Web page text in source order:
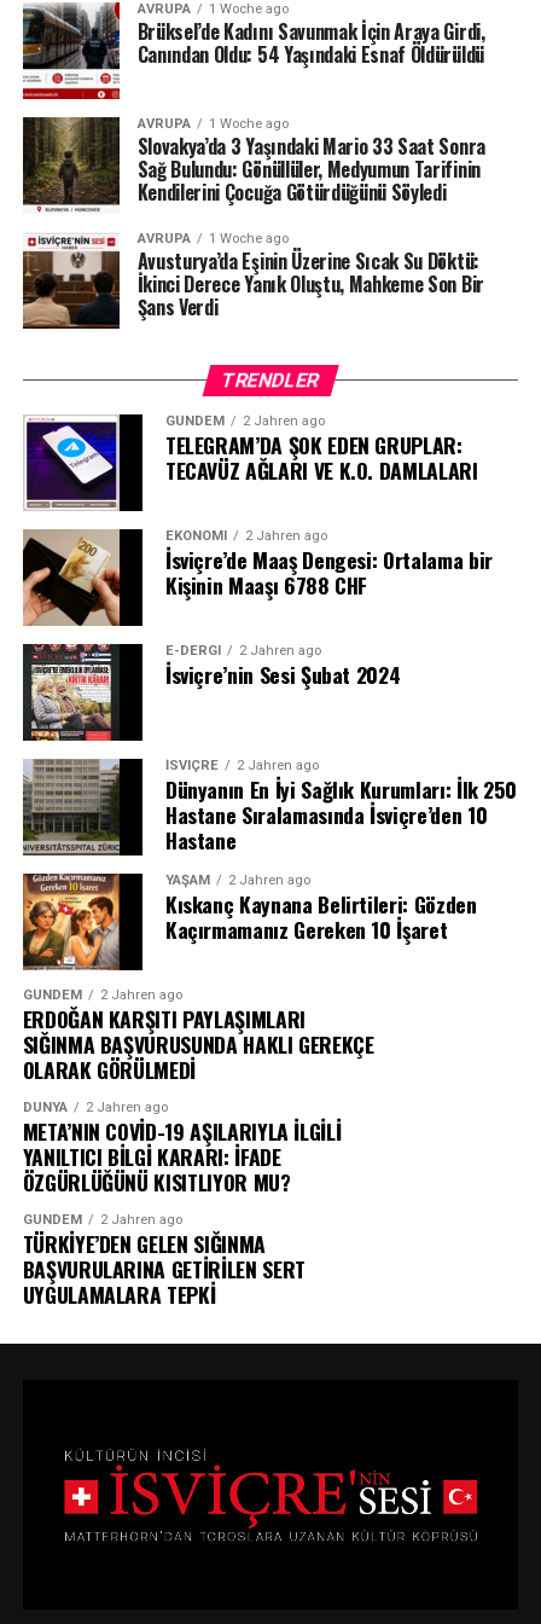
üzerinden derinleşen soruşturmada gözler, yargı
makamlarının atacağı bir sonraki adıma çevrilmiş
durumda.#ahbap #sondakika
AVRUPA 1 Woche ago
Brüksel’de Kadını Savunmak İçin Araya Girdi,
Canından Oldu: 54 Yaşındaki Esnaf Öldürüldü
AVRUPA 1 Woche ago
Slovakya’da 3 Yaşındaki Mario 33 Saat Sonra
Sağ Bulundu: Gönüllüler, Medyumun Tarifinin
Kendilerini Çocuğa Götürdüğünü Söyledi
AVRUPA 1 Woche ago
Avusturya’da Eşinin Üzerine Sıcak Su Döktü:
İkinci Derece Yanık Oluştu, Mahkeme Son Bir
Şans Verdi
TRENDLER
GÜNDEM 2 Jahren ago
TELEGRAM’DA ŞOK EDEN GRUPLAR:
TECAVÜZ AĞLARI VE K.O. DAMLALARI
EKONOMI 2 Jahren ago
İsviçre’de Maaş Dengesi: Ortalama bir
Kişinin Maaşı 6788 CHF
E-DERGI 2 Jahren ago
İsviçre’nin Sesi Şubat 2024
İSVIÇRE 2 Jahren ago
Dünyanın En İyi Sağlık Kurumları: İlk 250
Hastane Sıralamasında İsviçre’den 10
Hastane
YAŞAM 2 Jahren ago
Kıskanç Kaynana Belirtileri: Gözden
Kaçırmamanız Gereken 10 İşaret
GÜNDEM 2 Jahren ago
ERDOĞAN KARŞITI PAYLAŞIMLARI
SIĞINMA BAŞVURUSUNDA HAKLI GEREKÇE
OLARAK GÖRÜLMEDİ
DÜNYA 2 Jahren ago
META’NIN COVİD-19 AŞILARIYLA İLGİLİ
YANILTICI BİLGİ KARARI: İFADE
ÖZGÜRLÜĞÜNÜ KISITLIYOR MU?
GÜNDEM 2 Jahren ago
TÜRKİYE’DEN GELEN SIĞINMA
BAŞVURULARINA GETİRİLEN SERT
UYGULAMALARA TEPKİ